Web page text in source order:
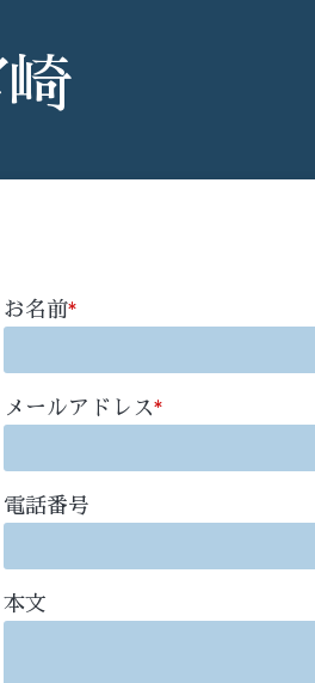
お名前*
メールアドレス*
電話番号
本文